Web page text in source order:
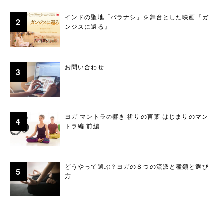
インドの聖地「バラナシ」を舞台とした映画『ガ
ンジスに還る』
お問い合わせ
ヨガ マントラの響き 祈りの言葉 はじまりのマン
トラ編 前編
どうやって選ぶ？ヨガの８つの流派と種類と選び
方